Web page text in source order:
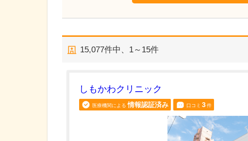
15,077件中、 1～15件
しもかわクリニック
医療機関による 情報認証済み 口コミ 3件